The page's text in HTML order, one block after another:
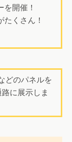
開催！
くさん！
どのパネルを
に展示しま